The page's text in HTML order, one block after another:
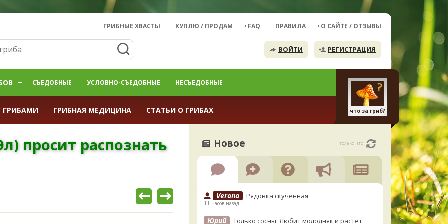
ГРИБНЫЕ ХВАСТЫ КУПЛЮ / ПРОДАМ FAQ ПРАВИЛА О САЙТЕ / ОТЗЫВЫ
ВОЙТИ РЕГИСТРАЦИЯ
СЪЕДОБНЫЕ УСЛОВНО-СЪЕДОБНЫЕ НЕСЪЕДОБНЫЕ
ГРИБАМИ ГРИБНАЯ МЕДИЦИНА СТАТЬИ О ГРИБАХ что за гриб?
просит распознать
Новое только что
Verona Рядовка скученная.
11 часов назад
Юрий
Только сосны. Любит молодняк и растёт